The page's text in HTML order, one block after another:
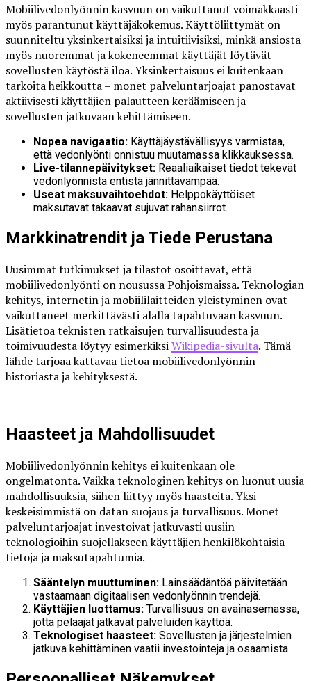
Mobiilivedonlyönnin kasvuun on vaikuttanut voimakkaasti
myös parantunut käyttäjäkokemus. Käyttöliittymät on
suunniteltu yksinkertaisiksi ja intuitiivisiksi, minkä ansiosta
myös nuoremmat ja kokeneemmat käyttäjät löytävät
sovellusten käytöstä iloa. Yksinkertaisuus ei kuitenkaan
tarkoita heikkoutta – monet palveluntarjoajat panostavat
aktiivisesti käyttäjien palautteen keräämiseen ja
sovellusten jatkuvaan kehittämiseen.
Nopea navigaatio: Käyttäjäystävällisyys varmistaa,
että vedonlyönti onnistuu muutamassa klikkauksessa.
Live-tilannepäivitykset: Reaaliaikaiset tiedot tekevät
vedonlyönnistä entistä jännittävämpää.
Useat maksuvaihtoehdot: Helppokäyttöiset
maksutavat takaavat sujuvat rahansiirrot.
Markkinatrendit ja Tiede Perustana
Uusimmat tutkimukset ja tilastot osoittavat, että
mobiilivedonlyönti on nousussa Pohjoismaissa. Teknologian
kehitys, internetin ja mobiililaitteiden yleistyminen ovat
vaikuttaneet merkittävästi alalla tapahtuvaan kasvuun.
Lisätietoa teknisten ratkaisujen turvallisuudesta ja
toimivuudesta löytyy esimerkiksiWikipedia-sivulta. Tämä
lähde tarjoaa kattavaa tietoa mobiilivedonlyönnin
historiasta ja kehityksestä.
Haasteet ja Mahdollisuudet
Mobiilivedonlyönnin kehitys ei kuitenkaan ole
ongelmatonta. Vaikka teknologinen kehitys on luonut uusia
mahdollisuuksia, siihen liittyy myös haasteita. Yksi
keskeisimmistä on datan suojaus ja turvallisuus. Monet
palveluntarjoajat investoivat jatkuvasti uusiin
teknologioihin suojellakseen käyttäjien henkilökohtaisia
tietoja ja maksutapahtumia.
Sääntelyn muuttuminen: Lainsäädäntöä päivitetään
vastaamaan digitaalisen vedonlyönnin trendejä.
Käyttäjien luottamus: Turvallisuus on avainasemassa,
jotta pelaajat jatkavat palveluiden käyttöä.
Teknologiset haasteet: Sovellusten ja järjestelmien
jatkuva kehittäminen vaatii investointeja ja osaamista.